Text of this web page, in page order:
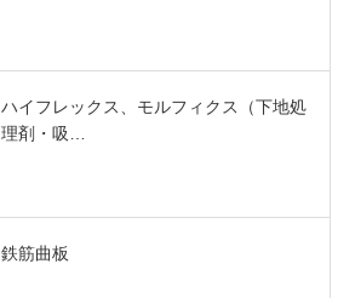
ハイフレックス、モルフィクス（下地処
理剤・吸…
鉄筋曲板